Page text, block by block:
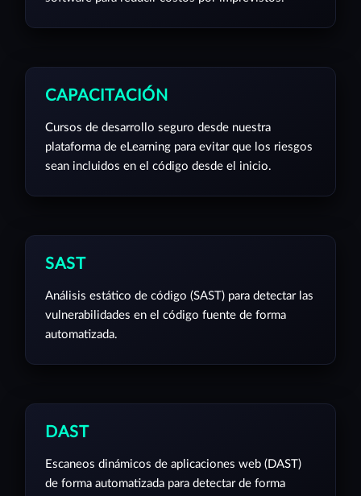
CAPACITACIÓN
Cursos de desarrollo seguro desde nuestra
plataforma de eLearning para evitar que los riesgos
sean incluidos en el código desde el inicio.
SAST
Análisis estático de código (SAST) para detectar las
vulnerabilidades en el código fuente de forma
automatizada.
DAST
Escaneos dinámicos de aplicaciones web (DAST)
de forma automatizada para detectar de forma